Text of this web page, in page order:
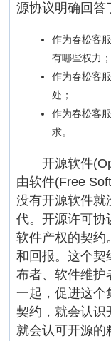
源协议明确回答
作为春松客
有哪些权力；
作为春松客
处；
作为春松客
求。
开源软件
由软件(Free
没有开源软件就
代。开源许可协
软件产权的契约
和回报。这个契
布者、软件维护
一起，促进这个
契约，就会认识
就会认可开源的